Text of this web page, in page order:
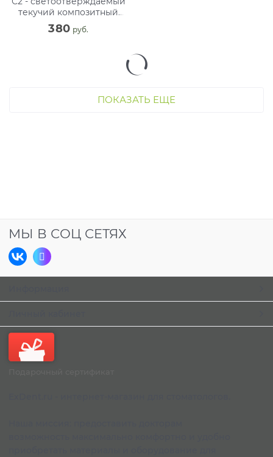
текучий композитный
материал (1 х 2 г)
380 руб.
ПОКАЗАТЬ ЕЩЕ
МЫ В СОЦ СЕТЯХ